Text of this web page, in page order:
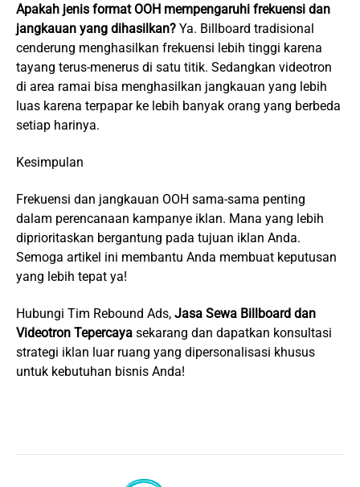
Apakah jenis format OOH mempengaruhi frekuensi dan
jangkauan yang dihasilkan? Ya. Billboard tradisional
cenderung menghasilkan frekuensi lebih tinggi karena
tayang terus-menerus di satu titik. Sedangkan videotron
di area ramai bisa menghasilkan jangkauan yang lebih
luas karena terpapar ke lebih banyak orang yang berbeda
setiap harinya.
Kesimpulan
Frekuensi dan jangkauan OOH sama-sama penting
dalam perencanaan kampanye iklan. Mana yang lebih
diprioritaskan bergantung pada tujuan iklan Anda.
Semoga artikel ini membantu Anda membuat keputusan
yang lebih tepat ya!
Hubungi Tim Rebound Ads, Jasa Sewa Billboard dan
Videotron Tepercaya sekarang dan dapatkan konsultasi
strategi iklan luar ruang yang dipersonalisasi khusus
untuk kebutuhan bisnis Anda!